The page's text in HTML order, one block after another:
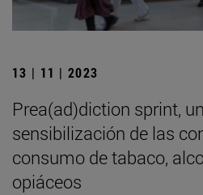
13 | 11 | 2023
Prea(ad)diction sprint,
sensibilización de las
consumo de tabaco,
opiáceos